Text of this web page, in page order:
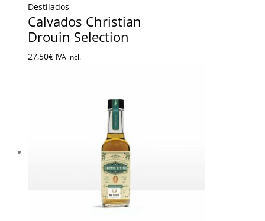
Destilados
Calvados Christian
Drouin Selection
27,50€ IVA incl.